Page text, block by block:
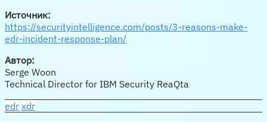
Источник:
https://securityintelligence.com/posts/3-reasons-make-
edr-incident-response-plan/
Автор:
Serge Woon
Technical Director for IBM Security ReaQta
edr xdr